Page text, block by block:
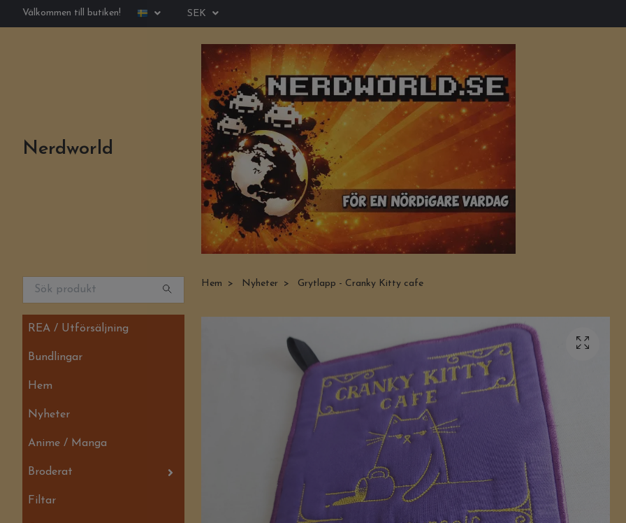
Välkommen till butiken! SEK
Nerdworld
REA / Utförsäljning
Bundlingar
Hem
Nyheter
Anime / Manga
Broderat
Filtar
Hem Nyheter Grytlapp - Cranky Kitty cafe